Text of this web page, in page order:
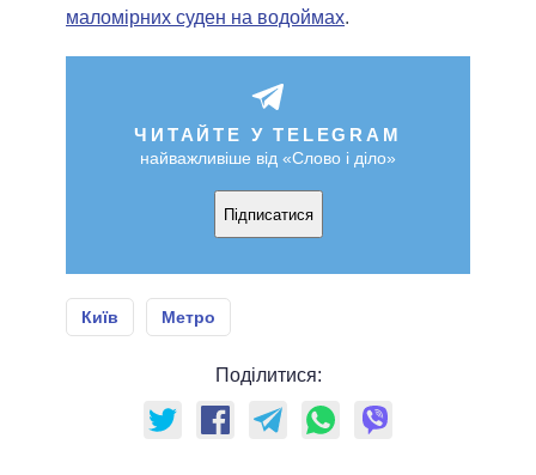
маломірних суден на водоймах.
ЧИТАЙТЕ У TELEGRAM
найважливіше від «Слово і діло»
Підписатися
Київ Метро
Поділитися: